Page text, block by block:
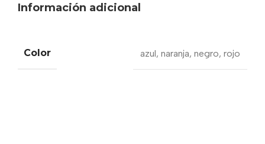
Información adicional
Color azul, naranja, negro, rojo